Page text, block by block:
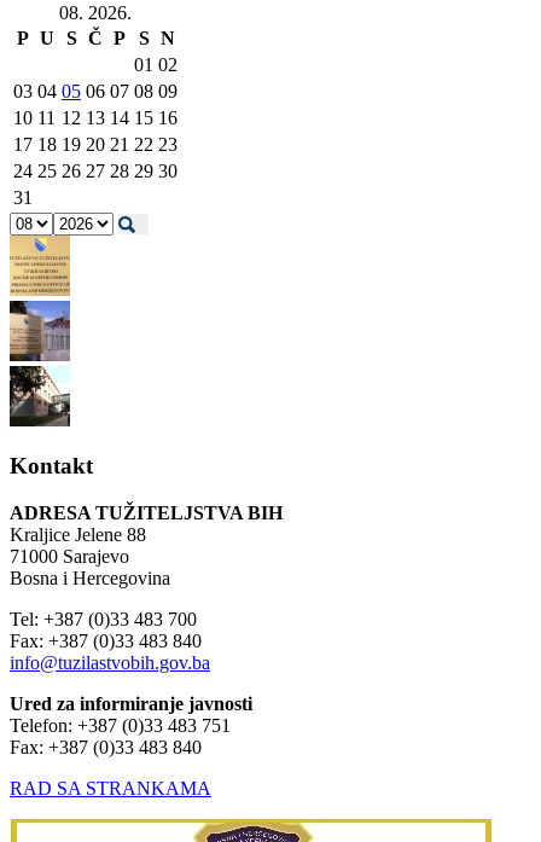
08. 2026.
P U S Č P S N
01 02
03 04 05 06 07 08 09
10 11 12 13 14 15 16
17 18 19 20 21 22 23
24 25 26 27 28 29 30
31
Kontakt
ADRESA TUŽITELJSTVA BIH
Kraljice Jelene 88
71000 Sarajevo
Bosna i Hercegovina
Tel: +387 (0)33 483 700
Fax: +387 (0)33 483 840
info@tuzilastvobih.gov.ba
Ured za informiranje javnosti
Telefon: +387 (0)33 483 751
Fax: +387 (0)33 483 840
RAD SA STRANKAMA